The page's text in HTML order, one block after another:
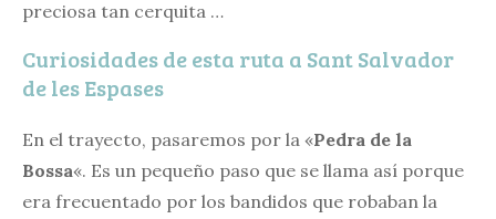
preciosa tan cerquita …
Curiosidades de esta ruta a Sant Salvador
de les Espases
En el trayecto, pasaremos por la «Pedra de la
Bossa«. Es un pequeño paso que se llama así porque
era frecuentado por los bandidos que robaban la